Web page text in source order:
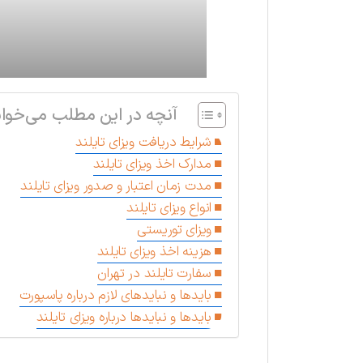
آنچه در این مطلب
شرایط دریافت ویزای تایلند
مدارک اخذ ویزای تایلند
مدت زمان اعتبار و صدور ویزای تایلند
انواع ویزای تایلند
ویزای توریستی
هزینه اخذ ویزای تایلند
سفارت تایلند در تهران
بایدها و نبایدهای لازم درباره پاسپورت
بایدها و نبایدها درباره ویزای تایلند